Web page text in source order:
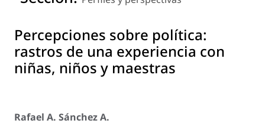
Percepciones sobre política:
rastros de una experiencia con
niñas, niños y maestras
Rafael A. Sánchez A.